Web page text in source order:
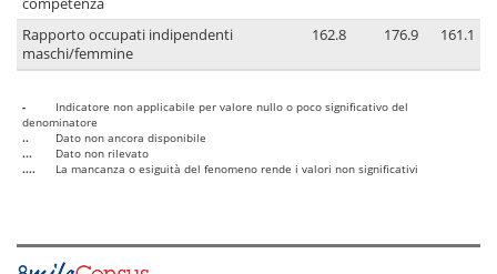
competenza
Rapporto occupati indipendenti
maschi/femmine
162.8 176.9 161.1
-
Indicatore non applicabile per valore nullo o poco significativo del
denominatore
..
Dato non ancora disponibile
...
Dato non rilevato
....
La mancanza o esiguità del fenomeno rende i valori non significativi